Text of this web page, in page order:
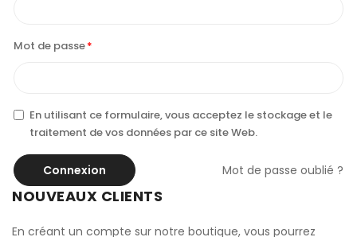
Mot de passe
En utilisant ce formulaire, vous acceptez le stockage et le
traitement de vos données par ce site Web.
Connexion Mot de passe oublié ?
NOUVEAUX CLIENTS
En créant un compte sur notre boutique, vous pourrez